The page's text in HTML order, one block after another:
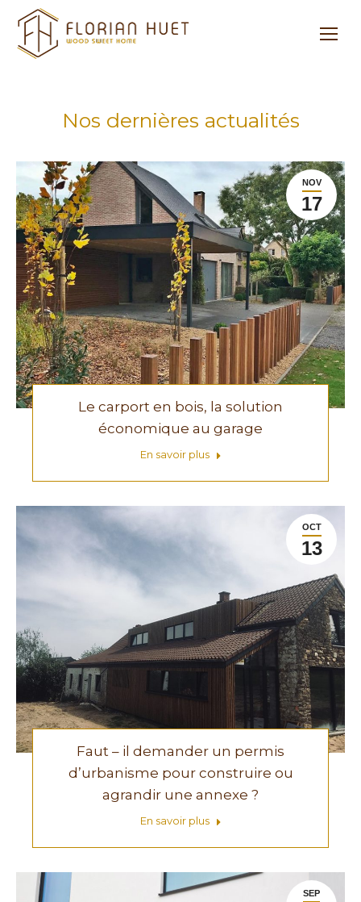
Nos dernières actualités
NOV
17
Le carport en bois, la solution
économique au garage
En savoir plus
OCT
13
Faut – il demander un permis
d’urbanisme pour construire ou
agrandir une annexe ?
En savoir plus
SEP